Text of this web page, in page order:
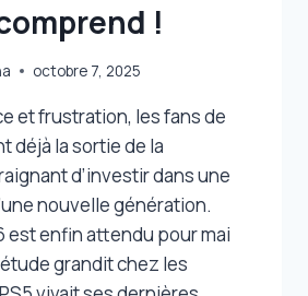
!
octobre 7, 2025
et frustration, les fans de
déjà la sortie de la
d’investir dans une
nouvelle génération.
est enfin attendu pour mai
grandit chez les